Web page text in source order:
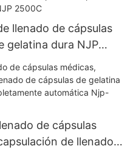
llenado de cápsulas
gelatina dura NJP
de cápsulas
de llenado